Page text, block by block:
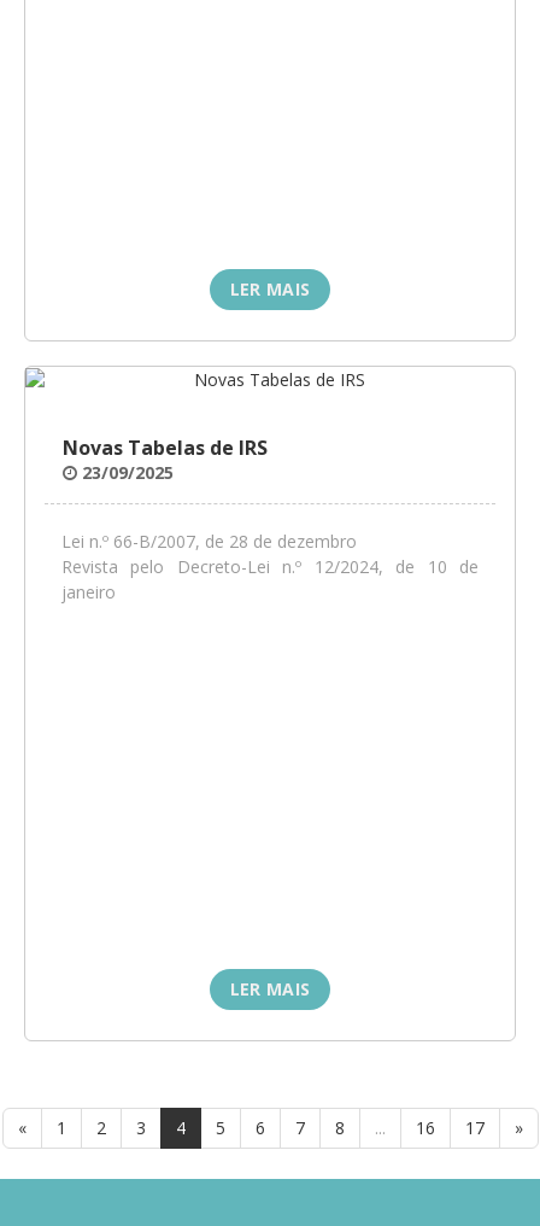
LER MAIS
Novas Tabelas de IRS
23/09/2025
Lei n.º 66-B/2007, de 28 de dezembro
Revista pelo Decreto-Lei n.º 12/2024, de 10 de
janeiro
LER MAIS
« 1 2 3 4 5 6 7 8 ... 16 17 »